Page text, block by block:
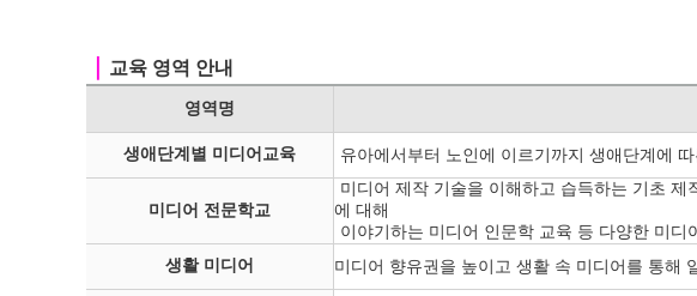
교육 영역 안내
영역명
생애단계별 미디어교육 유아에서부터 노인에 이르기까지 생애단계에
미디어 전문학교
미디어 제작 기술을 이해하고 습득하는 기초
에 대해
이야기하는 미디어 인문학 교육 등 다양한 미디
생활 미디어
미디어 향유권을 높이고 생활 속 미디어를 통해